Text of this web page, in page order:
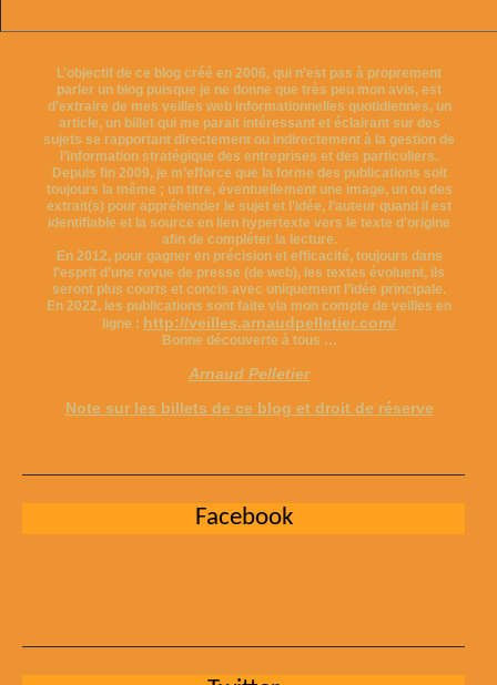
L’objectif de ce blog créé en 2006, qui n’est pas à proprement
parler un blog puisque je ne donne que très peu mon avis, est
d’extraire de mes veilles web informationnelles quotidiennes, un
article, un billet qui me parait intéressant et éclairant sur des
sujets se rapportant directement ou indirectement à la gestion de
l’information stratégique des entreprises et des particuliers.
Depuis fin 2009, je m’efforce que la forme des publications soit
toujours la même ; un titre, éventuellement une image, un ou des
extrait(s) pour appréhender le sujet et l’idée, l’auteur quand il est
identifiable et la source en lien hypertexte vers le texte d’origine
afin de compléter la lecture.
En 2012, pour gagner en précision et efficacité, toujours dans
l’esprit d’une revue de presse (de web), les textes évoluent, ils
seront plus courts et concis avec uniquement l’idée principale.
En 2022, les publications sont faite via mon compte de veilles en
ligne : http://veilles.arnaudpelletier.com/
Bonne découverte à tous …
Arnaud Pelletier
Note sur les billets de ce blog et droit de réserve
Facebook